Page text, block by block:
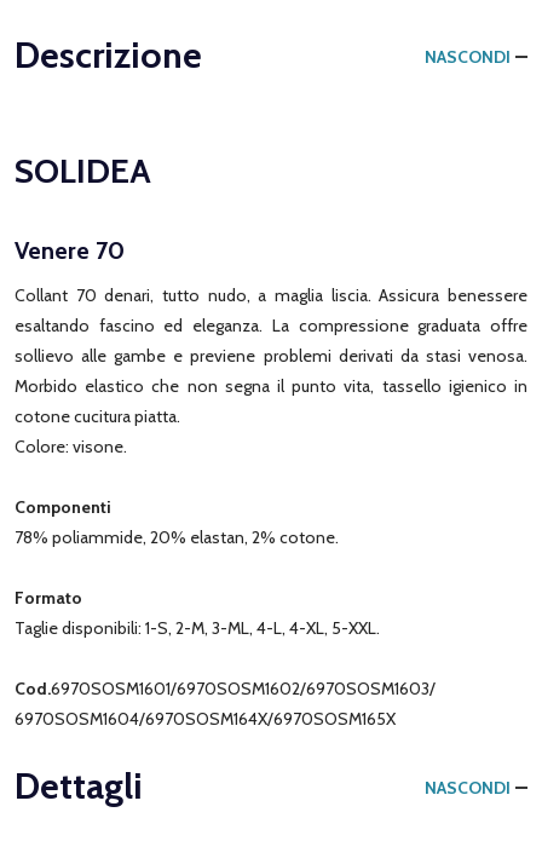
Descrizione NASCONDI
SOLIDEA
Venere 70
Collant 70 denari, tutto nudo, a maglia liscia. Assicura benessere
esaltando fascino ed eleganza. La compressione graduata offre
sollievo alle gambe e previene problemi derivati da stasi venosa.
Morbido elastico che non segna il punto vita, tassello igienico in
cotone cucitura piatta.
Colore: visone.
Componenti
78% poliammide, 20% elastan, 2% cotone.
Formato
Taglie disponibili: 1-S, 2-M, 3-ML, 4-L, 4-XL, 5-XXL.
Cod.6970SOSM1601/6970SOSM1602/6970SOSM1603/
6970SOSM1604/6970SOSM164X/6970SOSM165X
Dettagli NASCONDI